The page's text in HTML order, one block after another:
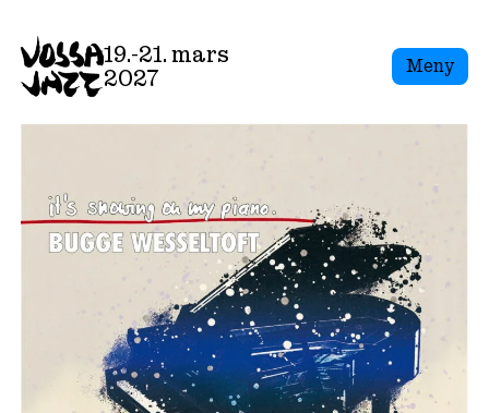
to
content
19.-21. mars
2027
Meny